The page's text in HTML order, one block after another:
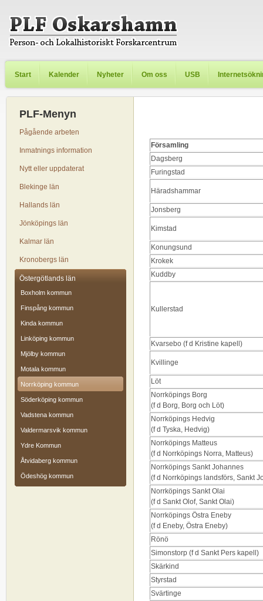
Start Kalender Nyheter Om oss USB
PLF-Menyn
Pågående arbeten
Inmatnings information
Nytt eller uppdaterat
Blekinge län
Hallands län
Jönköpings län
Kalmar län
Kronobergs län
Östergötlands län
Boxholm kommun
Finspång kommun
Kinda kommun
Linköping kommun
Mjölby kommun
Motala kommun
Norrköping kommun
Söderköping kommun
Vadstena kommun
Valdermarsvik kommun
Ydre Kommun
Åtvidaberg kommun
Ödeshög kommun
Församling
Dagsberg
Furingstad
Häradshammar
Jonsberg
Kimstad
Konungsund
Krokek
Kuddby
Kullerstad
Kvarsebo (f d Kristine kapell)
Kvillinge
Löt
Norrköpings Borg
(f d Borg, Borg och Löt)
Norrköpings Hedvig
(f d Tyska, Hedvig)
Norrköpings Matteus
(f d Norrköpings Norra, Matteus)
Norrköpings Sankt Johannes
(f d Norrköpings landsförs, Sankt
Norrköpings Sankt Olai
(f d Sankt Olof, Sankt Olai)
Norrköpings Östra Eneby
(f d Eneby, Östra Eneby)
Rönö
Simonstorp (f d Sankt Pers kapell)
Skärkind
Styrstad
Svärtinge